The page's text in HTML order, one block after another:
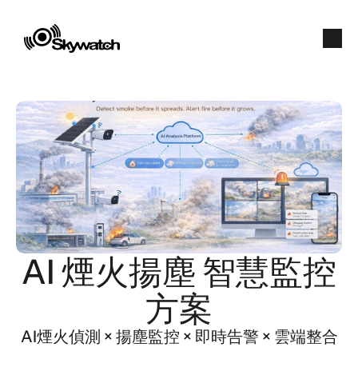
AI 煙火揚塵 智慧監控
方案
AI煙火偵測 × 揚塵監控 × 即時告警 × 雲端整合